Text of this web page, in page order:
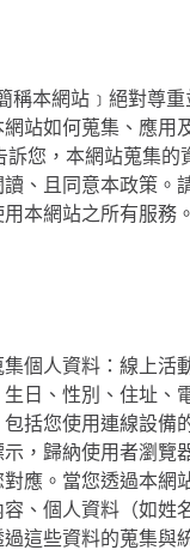
本網站﹞絕對尊
站如何蒐集、應用
您，本網站蒐集
、且同意本政策。
本網站之所有服務。
個人資料：線上活
日、性別、住址、
括您使用連線設備
，歸納使用者瀏覽
應。當您透過本網
、個人資料（如姓
這些資料的蒐集與